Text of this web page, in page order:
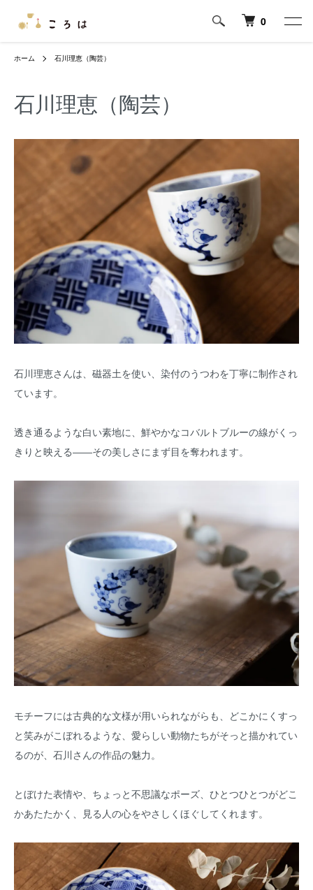
0
ホーム 石川理恵（陶芸）
石川理恵（陶芸）
石川理恵さんは、磁器土を使い、染付のうつわを丁寧に制作され
ています。
透き通るような白い素地に、鮮やかなコバルトブルーの線がくっ
きりと映える――その美しさにまず目を奪われます。
モチーフには古典的な文様が用いられながらも、どこかにくすっ
と笑みがこぼれるような、愛らしい動物たちがそっと描かれてい
るのが、石川さんの作品の魅力。
とぼけた表情や、ちょっと不思議なポーズ、ひとつひとつがどこ
かあたたかく、見る人の心をやさしくほぐしてくれます。